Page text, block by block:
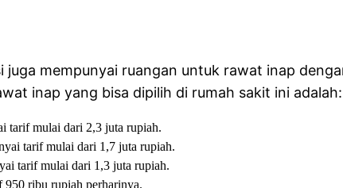
juga mempunyai ruangan untuk rawat inap
inap yang bisa dipilih di rumah sakit ini adalah:
tarif mulai dari 2,3 juta rupiah.
tarif mulai dari 1,7 juta rupiah.
tarif mulai dari 1,3 juta rupiah.
ribu rupiah perharinya.